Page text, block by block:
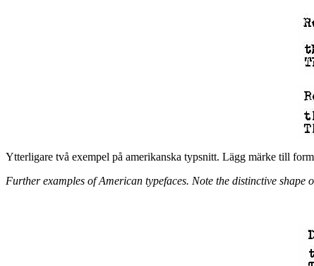
Ytterligare två exempel på amerikanska typsnitt. Lägg märke till
Further examples of American typefaces. Note the distinctive shape